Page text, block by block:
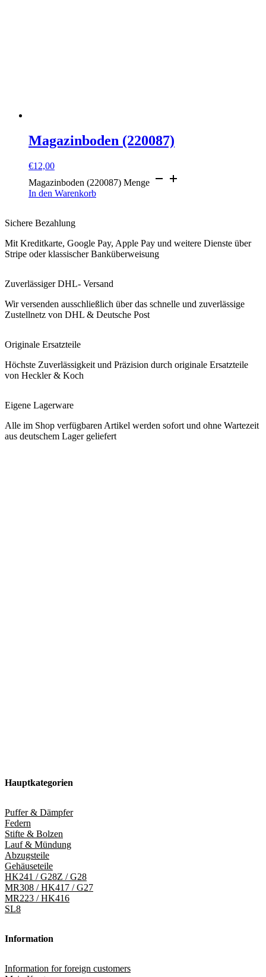
Magazinboden (220087)
€12,00
Magazinboden (220087) Menge
In den Warenkorb
Sichere Bezahlung
Mit Kreditkarte, Google Pay, Apple Pay und weitere Dienste über
Stripe oder klassischer Banküberweisung
Zuverlässiger DHL- Versand
Wir versenden ausschließlich über das schnelle und zuverlässige
Zustellnetz von DHL & Deutsche Post
Originale Ersatzteile
Höchste Zuverlässigkeit und Präzision durch originale Ersatzteile
von Heckler & Koch
Eigene Lagerware
Alle im Shop verfügbaren Artikel werden sofort und ohne Wartezeit
aus deutschem Lager geliefert
Hauptkategorien
Puffer & Dämpfer
Federn
Stifte & Bolzen
Lauf & Mündung
Abzugsteile
Gehäuseteile
HK241 / G28Z / G28
MR308 / HK417 / G27
MR223 / HK416
SL8
Information
Information for foreign customers